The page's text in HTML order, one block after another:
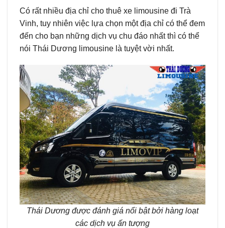
Có rất nhiều địa chỉ cho thuê xe limousine đi Trà
Vinh, tuy nhiên việc lựa chọn một địa chỉ có thể đem
đến cho bạn những dịch vụ chu đáo nhất thì có thể
nói Thái Dương limousine là tuyệt vời nhất.
Thái Dương được đánh giá nổi bật bởi hàng loạt
các dịch vụ ấn tượng